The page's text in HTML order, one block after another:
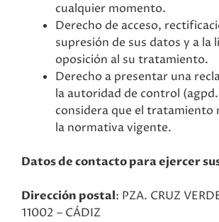
cualquier momento.
Derecho de acceso,
supresión de sus datos y a la
oposición al su tratamiento.
Derecho a presentar una
la autoridad de control
considera que el tratamiento
la normativa vigente.
Datos de contacto para ejercer
Dirección postal: PZA. CRUZ
11002 – CÁDIZ